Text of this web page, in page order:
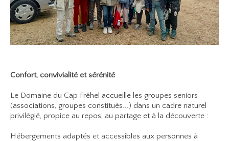
Confort, convivialité et sérénité
Le Domaine du Cap Fréhel accueille les groupes seniors
(associations, groupes constitués...) dans un cadre naturel
privilégié, propice au repos, au partage et à la découverte :
Hébergements adaptés et accessibles aux personnes à